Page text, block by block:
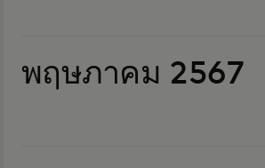
พฤษภาคม 2567